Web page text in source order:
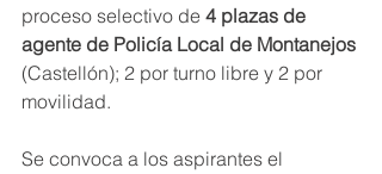
proceso selectivo de 4 plazas de
agente de Policía Local de Montanejos
(Castellón); 2 por turno libre y 2 por
movilidad.
Se convoca a los aspirantes el